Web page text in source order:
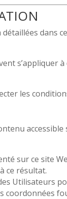
dans
les
sur ce site
ce résultat.